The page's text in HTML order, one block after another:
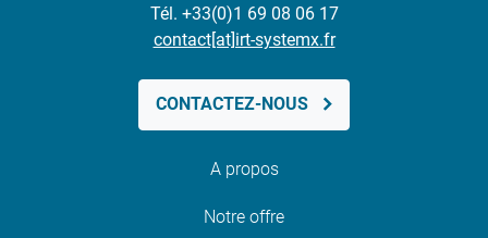
Tél. +33(0)1 69 08 06 17
contact[at]irt-systemx.fr
CONTACTEZ-NOUS
A propos
Notre offre